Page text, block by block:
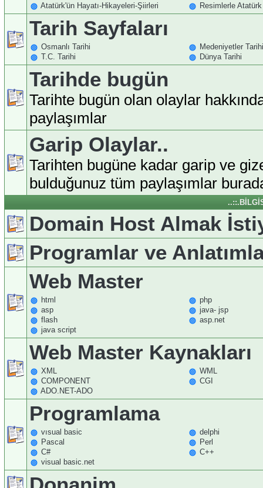
Atatürk'ün Hayatı-Hikayeleri-Şiirleri Resimlerle Atatürk
Tarih Sayfaları
Osmanlı Tarihi
Medeniyetler Tarihi
T.C. Tarihi
Dünya Tarihi
Tarihde bugün
Tarihte bugün olan olaylar
paylaşımlar
Garip Olaylar..
Tarihten bugüne kadar garip ve
bulduğunuz tüm paylaşımlar
Domain Host Almak
Programlar ve
Web Master
html
php
asp
java- jsp
flash
asp.net
java script
Web Master Kaynakları
XML
WML
COMPONENT
CGI
ADO.NET-ADO
Programlama
vısual basic
delphi
Pascal
Perl
C#
C++
visual basic.net